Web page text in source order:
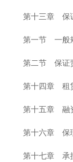
第十三章 保
第一节 一般
第二节 保证
第十四章 租
第十五章 融
第十六章 保
第十七章 承